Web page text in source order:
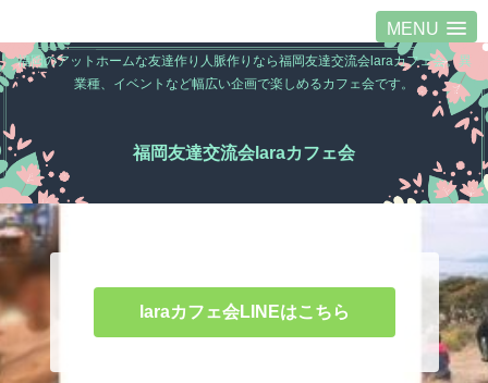
MENU
福岡のアットホームな友達作り人脈作りなら福岡友達交流会laraカフェ会。異
業種、イベントなど幅広い企画で楽しめるカフェ会です。
福岡友達交流会laraカフェ会
laraカフェ会LINEはこちら